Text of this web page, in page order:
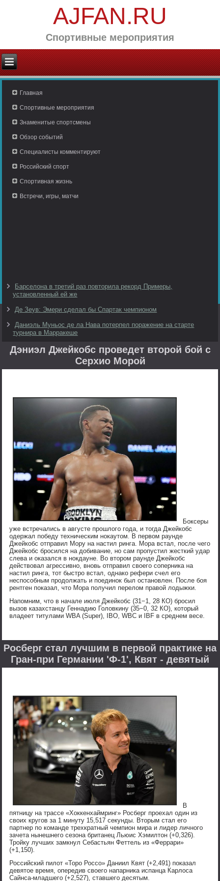
AJFAN.RU
Спортивные мероприятия
Главная
Спортивные мероприятия
Знаменитые спортсмены
Обзор событий
Специалисты комментируют
Российский спорт
Спортивная жизнь
Встречи, игры, матчи
Барселона в третий раз повторила рекорд Примеры,
установленный ей же
Де Зеув: Эмери сделал бы Спартак чемпионом
Даниэль Муньос де ла Нава потерпел поражение на старте
турнира в Марракеше
Дэниэл Джейкобс проведет второй бой с
Серхио Морой
Боксеры
уже встречались в августе прошлого года, и тогда Джейкобс
одержал победу техническим нокаутом. В первом раунде
Джейкобс отправил Мору на настил ринга. Мора встал, после чего
Джейкобс бросился на добивание, но сам пропустил жесткий удар
слева и оказался в нокдауне. Во втором раунде Джейкобс
действовал агрессивно, вновь отправил своего соперника на
настил ринга, тот быстро встал, однако рефери счел его
неспособным продолжать и поединок был остановлен. После боя
рентген показал, что Мора получил перелом правой лодыжки.
Напомним, что в начале июля Джейкобс (31−1, 28 КО) бросил
вызов казахстанцу Геннадию Головкину (35−0, 32 КО), который
владеет титулами WBA (Super), IBO, WBC и IBF в среднем весе.
Росберг стал лучшим в первой практике на
Гран-при Германии 'Ф-1', Квят - девятый
В
пятницу на трассе «Хоккенхаймринг» Росберг проехал один из
своих кругов за 1 минуту 15,517 секунды. Вторым стал его
партнер по команде трехкратный чемпион мира и лидер личного
зачета нынешнего сезона британец Льюис Хэмилтон (+0,326).
Тройку лучших замкнул Себастьян Феттель из «Феррари»
(+1,150).
Российский пилот «Торо Россо» Даниил Квят (+2,491) показал
девятое время, опередив своего напарника испанца Карлоса
Сайнса-младшего (+2,527), ставшего десятым.